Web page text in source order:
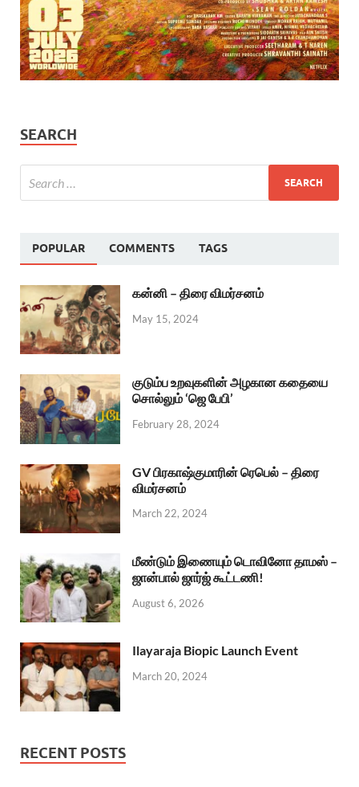
SEARCH
POPULAR COMMENTS TAGS
கன்னி – திரை விமர்சனம்
May 15, 2024
குடும்ப உறவுகளின் அழகான கதையை
சொல்லும் ‘ஜெ பேபி’
February 28, 2024
GV பிரகாஷ்குமாரின் ரெபெல் – திரை
விமர்சனம்
March 22, 2024
மீண்டும் இணையும் டொவினோ தாமஸ் –
ஜான்பால் ஜார்ஜ் கூட்டணி!
August 6, 2026
Ilayaraja Biopic Launch Event
March 20, 2024
RECENT POSTS